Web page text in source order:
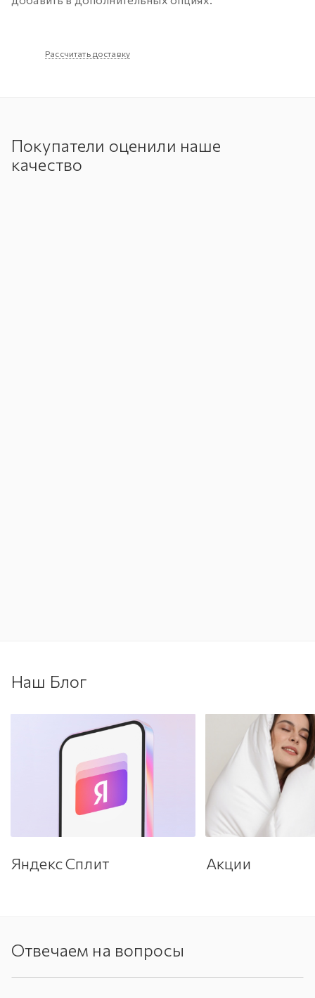
Рассчитать доставку
Покупатели оценили наше
качество
Наш Блог
Яндекс Сплит Акции
Отвечаем на вопросы